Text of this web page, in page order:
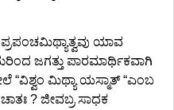
ಯಾವ
ಜಗತ್ತು ಪಾರಮಾರ್ಥಿಕವಾಗಿ
“ವಿಶ್ವಂ ಮಿಥ್ಯಾ ಯಸ್ಮಾತ್ “ಎಂಬ
? ಜೀವಬ್ರ ಸಾಧಕ